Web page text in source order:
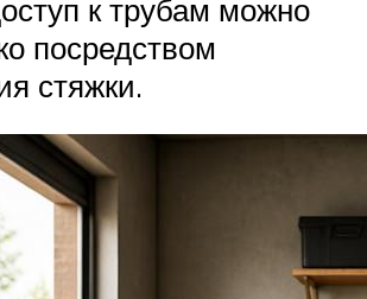
к трубам можно
посредством
стяжки.